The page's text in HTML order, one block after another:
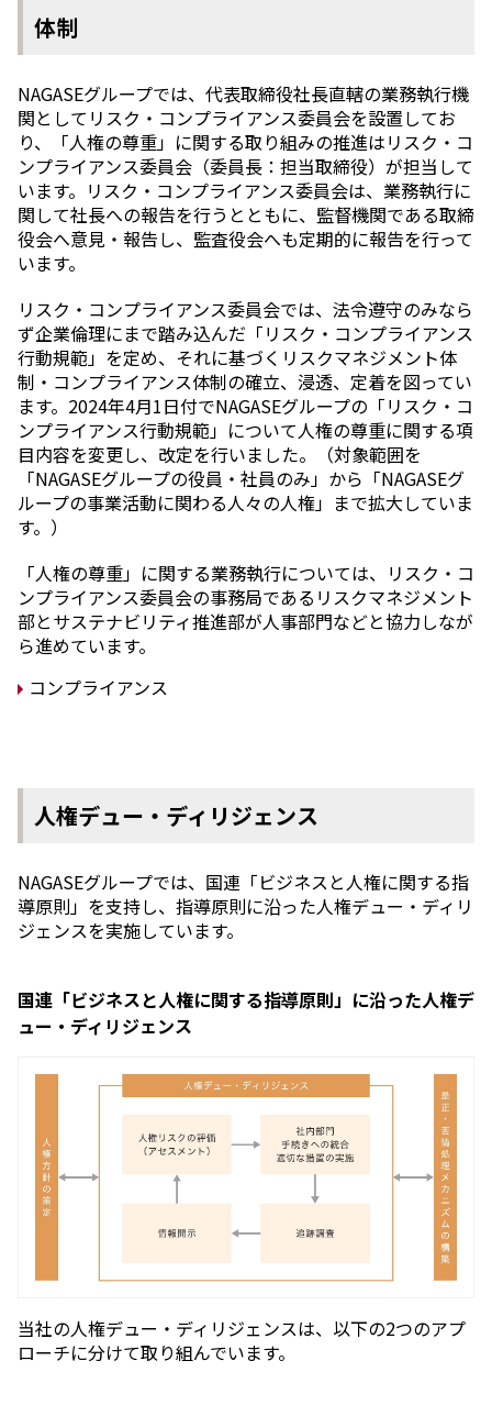
体制
NAGASEグループでは、代表取締役社長直轄の業務執行機
関としてリスク・コンプライアンス委員会を設置してお
り、「人権の尊重」に関する取り組みの推進はリスク・コ
ンプライアンス委員会（委員長：担当取締役）が担当して
います。リスク・コンプライアンス委員会は、業務執行に
関して社長への報告を行うとともに、監督機関である取締
役会へ意見・報告し、監査役会へも定期的に報告を行って
います。
リスク・コンプライアンス委員会では、法令遵守のみなら
ず企業倫理にまで踏み込んだ「リスク・コンプライアンス
行動規範」を定め、それに基づくリスクマネジメント体
制・コンプライアンス体制の確立、浸透、定着を図ってい
ます。2024年4月1日付でNAGASEグループの「リスク・コ
ンプライアンス行動規範」について人権の尊重に関する項
目内容を変更し、改定を行いました。（対象範囲を
「NAGASEグループの役員・社員のみ」から「NAGASEグ
ループの事業活動に関わる人々の人権」まで拡大していま
す。）
「人権の尊重」に関する業務執行については、リスク・コ
ンプライアンス委員会の事務局であるリスクマネジメント
部とサステナビリティ推進部が人事部門などと協力しなが
ら進めています。
コンプライアンス
人権デュー・ディリジェンス
NAGASEグループでは、国連「ビジネスと人権に関する指
導原則」を支持し、指導原則に沿った人権デュー・ディリ
ジェンスを実施しています。
国連「ビジネスと人権に関する指導原則」に沿った人権デ
ュー・ディリジェンス
当社の人権デュー・ディリジェンスは、以下の2つのアプ
ローチに分けて取り組んでいます。